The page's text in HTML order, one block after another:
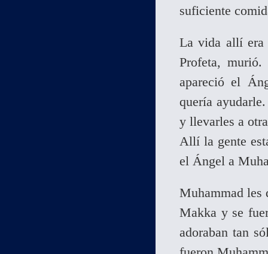
suficiente
La vida allí era
Profeta,
apareció el
quería
y llevarles a
Allí la gente
el Ángel a
Muhammad les
Makka y se
adoraban tan